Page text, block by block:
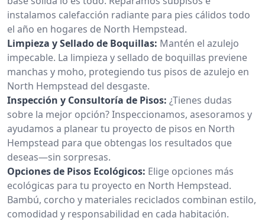
instalamos calefacción radiante para pies cálidos todo
el año en hogares de North Hempstead.
Limpieza y Sellado de Boquillas: Mantén el azulejo
impecable. La limpieza y sellado de boquillas previene
manchas y moho, protegiendo tus pisos de azulejo en
North Hempstead del desgaste.
Inspección y Consultoría de Pisos: ¿Tienes dudas
sobre la mejor opción? Inspeccionamos, asesoramos y
ayudamos a planear tu proyecto de pisos en North
Hempstead para que obtengas los resultados que
deseas—sin sorpresas.
Opciones de Pisos Ecológicos: Elige opciones más
ecológicas para tu proyecto en North Hempstead.
Bambú, corcho y materiales reciclados combinan estilo,
comodidad y responsabilidad en cada habitación.